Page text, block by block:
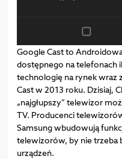
Google Cast to
dostępnego na telefonach
technologię na rynek wraz
Cast w 2013 roku. Dzisiaj,
„najgłupszy” telewizor
TV. Producenci
Samsung wbudowują
telewizorów, by nie trzeba
urządzeń.